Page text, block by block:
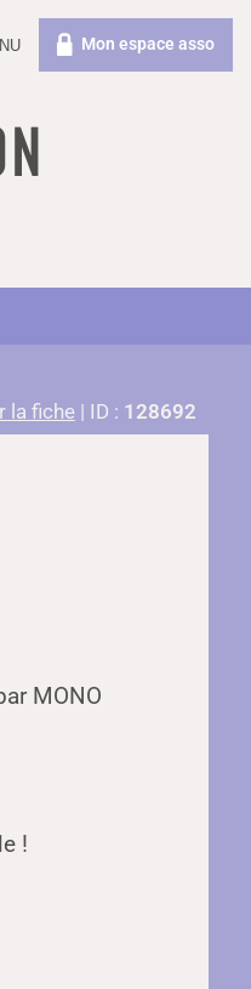
Mon espace asso
la fiche| ID : 128692
MONO
!